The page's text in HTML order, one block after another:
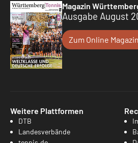
Magazin
Ausgabe August
Zum Online Magazin
Weitere Plattformen
DTB
Landesverbände